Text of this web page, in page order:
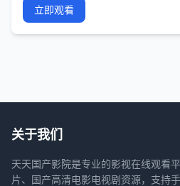
立即观看
关于我们
天天国产影院是专业的影视在线观看
片、国产高清电影电视剧资源，支持